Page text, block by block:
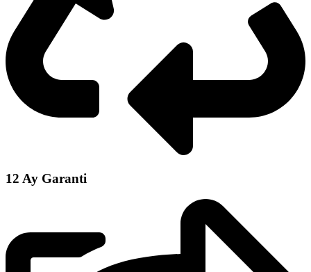
12 Ay Garanti